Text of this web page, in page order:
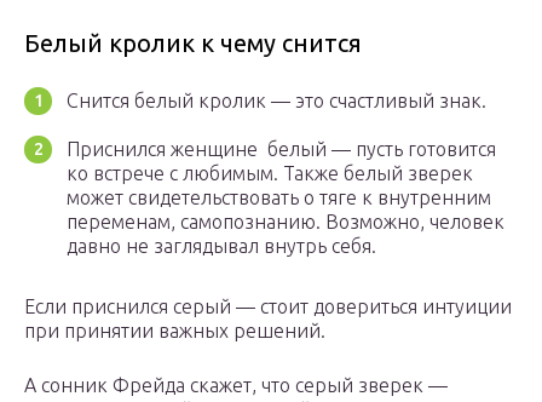
Белый кролик к чему снится
Снится белый кролик — это счастливый знак.
Приснился женщине белый — пусть готовится
ко встрече с любимым. Также белый зверек
может свидетельствовать о тяге к внутренним
переменам, самопознанию. Возможно, человек
давно не заглядывал внутрь себя.
Если приснился серый — стоит довериться интуиции
при принятии важных решений.
А сонник Фрейда скажет, что серый зверек —